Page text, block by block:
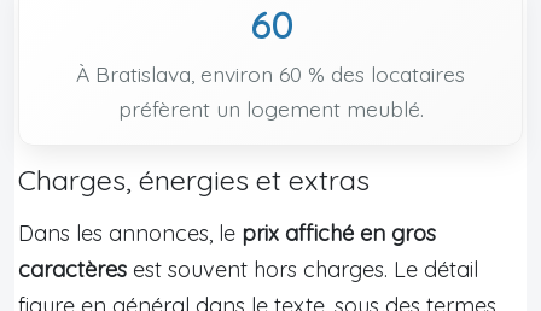
60
À Bratislava, environ 60 % des locataires
préfèrent un logement meublé.
Charges, énergies et extras
Dans les annonces, le prix affiché en gros
caractères est souvent hors charges. Le détail
figure en général dans le texte, sous des termes